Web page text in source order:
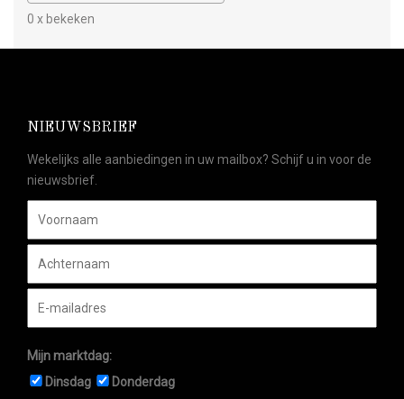
0 x bekeken
NIEUWSBRIEF
Wekelijks alle aanbiedingen in uw mailbox? Schijf u in voor de
nieuwsbrief.
Mijn marktdag:
Dinsdag
Donderdag